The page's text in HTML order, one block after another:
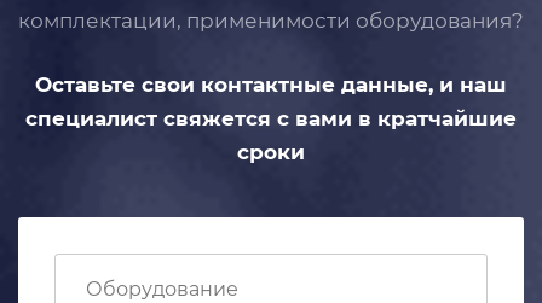
комплектации, применимости оборудования?
Оставьте свои контактные данные, и наш
специалист свяжется с вами в кратчайшие
сроки